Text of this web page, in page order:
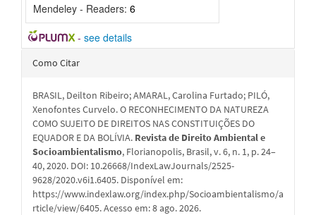
Mendeley - Readers: 6
- see details
Detalhes
artigo
Como Citar
BRASIL, Deilton Ribeiro; AMARAL, Carolina Furtado; PILÓ,
Xenofontes Curvelo. O RECONHECIMENTO DA NATUREZA
COMO SUJEITO DE DIREITOS NAS CONSTITUIÇÕES DO
EQUADOR E DA BOLÍVIA. Revista de Direito Ambiental e
Socioambientalismo, Florianopolis, Brasil, v. 6, n. 1, p. 24–
40, 2020. DOI: 10.26668/IndexLawJournals/2525-
9628/2020.v6i1.6405. Disponível em:
https://www.indexlaw.org/index.php/Socioambientalismo/a
rticle/view/6405. Acesso em: 8 ago. 2026.